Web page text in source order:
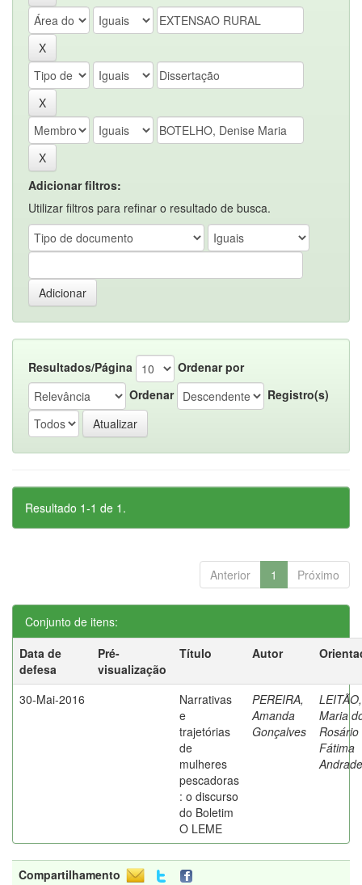
Adicionar filtros:
Utilizar filtros para refinar o resultado de busca.
Resultados/Página
Ordenar por
Ordenar
Registro(s)
Resultado 1-1 de 1.
Anterior 1 Próximo
Conjunto de itens:
Data de
defesa
Pré-
visualização
Título Autor
30-Mai-2016
Narrativas
e
trajetórias
de
mulheres
pescadoras
: o discurso
do Boletim
O LEME
PEREIRA,
Amanda
Gonçalves
LEITÃO,
Maria
Rosário
Fátima
Andrade
Compartilhamento